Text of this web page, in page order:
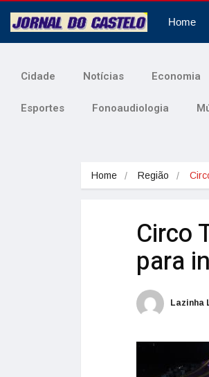
Home
Cidade Notícias Economia
Esportes Fonoaudiologia
Home Região
Circo
para
Lazinha